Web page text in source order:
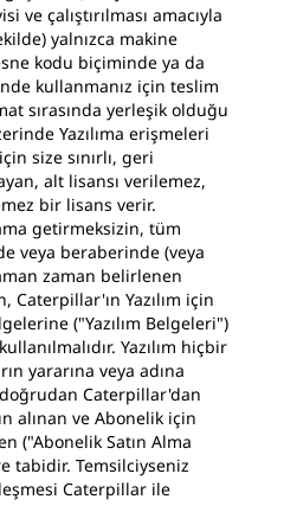
ve çalıştırılması amacıyla
yalnızca makine
kodu biçiminde ya da
kullanmanız için teslim
sırasında yerleşik olduğu
Yazılıma erişmeleri
size sınırlı, geri
alt lisansı verilemez,
bir lisans verir.
getirmeksizin, tüm
veya beraberinde (veya
zaman belirlenen
Caterpillar'ın Yazılım için
("Yazılım Belgeleri")
Yazılım hiçbir
yararına veya adına
Caterpillar'dan
alınan ve Abonelik için
("Abonelik Satın Alma
tabidir. Temsilciyseniz
Caterpillar ile